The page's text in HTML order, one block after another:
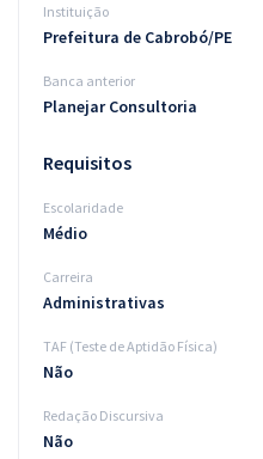
Instituição
Prefeitura de Cabrobó/PE
Banca anterior
Planejar Consultoria
Requisitos
Escolaridade
Médio
Carreira
Administrativas
TAF (Teste de Aptidão Física)
Não
Redação Discursiva
Não